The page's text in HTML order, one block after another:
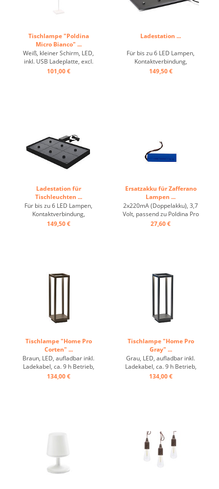
Tischlampe "Poldina
Micro Bianco" ...
Weiß, kleiner Schirm, LED,
inkl. USB Ladeplatte, excl.
Schuko ...
101,00 €
Ladestation ...
Für bis zu 6 LED Lampen,
Kontaktverbindung,
schwarz, 220 Volt. Passend
149,50 €
Ladestation für
Tischleuchten ...
Für bis zu 6 LED Lampen,
Kontaktverbindung,
schwarz, passend: Olivia
149,50 €
Ersatzakku für Zafferano
Lampen ...
2x220mA (Doppelakku), 3,7
Volt, passend zu Poldina Pro
(1x), Poldina XXL (3x), Olivia
27,60 €
Tischlampe "Home Pro
Corten" ...
Braun, LED, aufladbar inkl.
Ladekabel, ca. 9 h Betrieb,
dimmbar ...
134,00 €
Tischlampe "Home Pro
Gray" ...
Grau, LED, aufladbar inkl.
Ladekabel, ca. 9 h Betrieb,
dimmbar ...
134,00 €